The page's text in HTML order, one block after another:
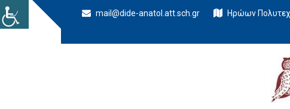
mail@dide-anatol.att.sch.gr Ηρώων